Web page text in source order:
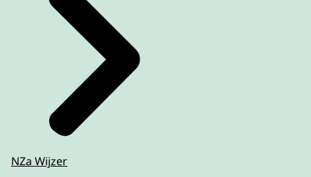
NZa Wijzer